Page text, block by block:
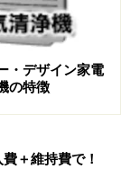
（写真は筆者
・デザイン家電
の特徴
＋維持費で！